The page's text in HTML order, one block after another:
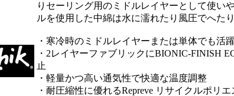
りセーリング用のミドルレイヤーとして使い
ルを使用した中綿は水に濡れたり風圧でへた
・寒冷時のミドルレイヤーまたは単体でも活
・2レイヤーファブリックにBIONIC-FINISH
止
・軽量かつ高い通気性で快適な温度調整
・耐圧縮性に優れるRepreve リサイクルポリ